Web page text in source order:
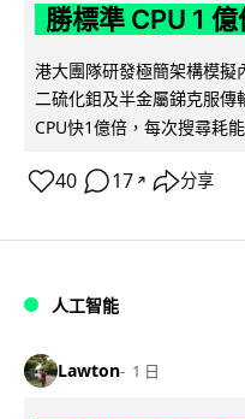
勝標準 CPU 1 億
港大團隊研發極簡架構模擬
二硫化鉬及半金屬銻克服傳
CPU快1億倍，每次搜尋耗
40 17 ↗ 分享
人工智能
Lawton 1 日